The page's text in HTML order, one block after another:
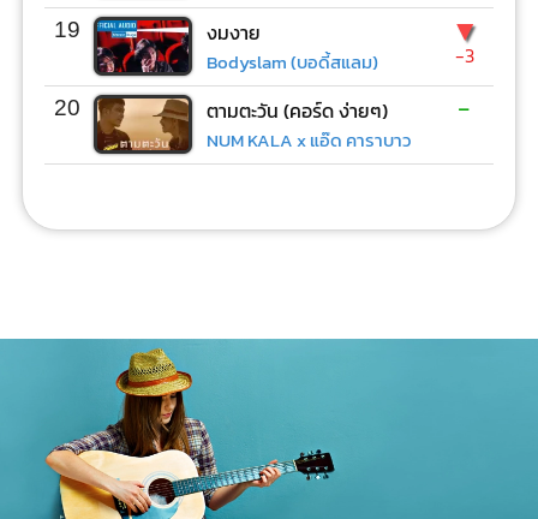
19 งมงาย
Bodyslam (บอดี้สแลม)
▼
-3
20 ตามตะวัน (คอร์ด ง่ายๆ)
NUM KALA x แอ๊ด คาราบาว
-